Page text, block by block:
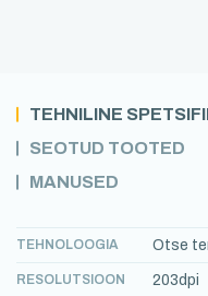
TEHNILINE
SEOTUD TOOTED
MANUSED
TEHNOLOOGIA Otse
RESOLUTSIOON 203dpi